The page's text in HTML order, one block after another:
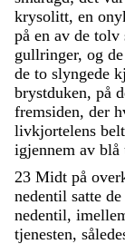
krysolitt, en
på en av de tolv
gullringer, og de
de to slyngede
brystduken, på
fremsiden, der
livkjortelens
igjennem av blå
23 Midt på
nedentil satte de
nedentil,
tjenesten,